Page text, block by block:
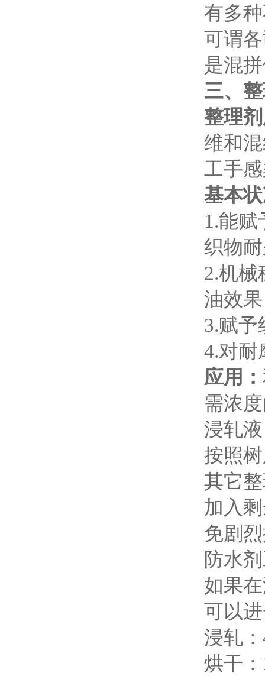
有多
可谓
是混
三、
整理
维和
工手
基本
1.能
织物
2.机械
油效果
3.赋予
4.对耐
应用 ：
需浓
浸轧
按照
其它
加入
免剧
防水
如果
可以
浸轧
烘干